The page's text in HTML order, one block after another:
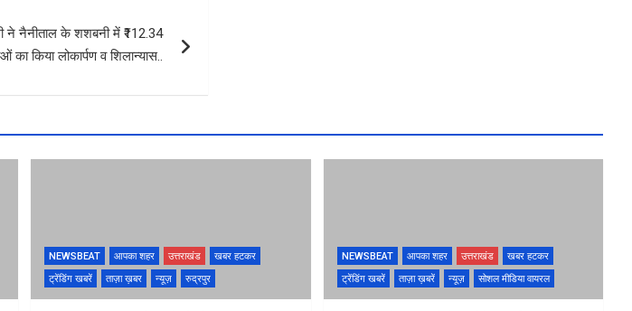
ने नैनीताल के शशबनी में ₹112.34
किया लोकार्पण व शिलान्यास..
NEWSBEAT आपका शहर उत्तराखंड
खबर हटकर
ट्रेंडिंग खबरें
ताज़ा ख़बर न्यूज़ रुद्रपुर
NEWSBEAT आपका शहर उत्तराखंड
खबर हटकर
ट्रेंडिंग खबरें
ताज़ा ख़बरें न्यूज़ सोशल मीडिया वायरल